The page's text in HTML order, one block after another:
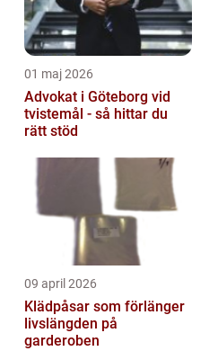
01 maj 2026
Advokat i Göteborg vid
tvistemål - så hittar du
rätt stöd
09 april 2026
Klädpåsar som förlänger
livslängden på
garderoben